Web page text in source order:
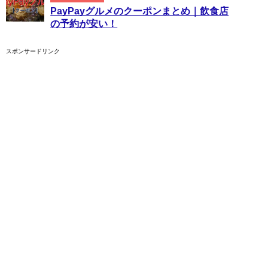
PayPayグルメのクーポンまとめ｜飲食店
の予約が安い！
スポンサードリンク